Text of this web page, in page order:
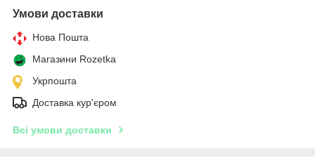
Умови доставки
Нова Пошта
Магазини Rozetka
Укрпошта
Доставка кур'єром
Всі умови доставки